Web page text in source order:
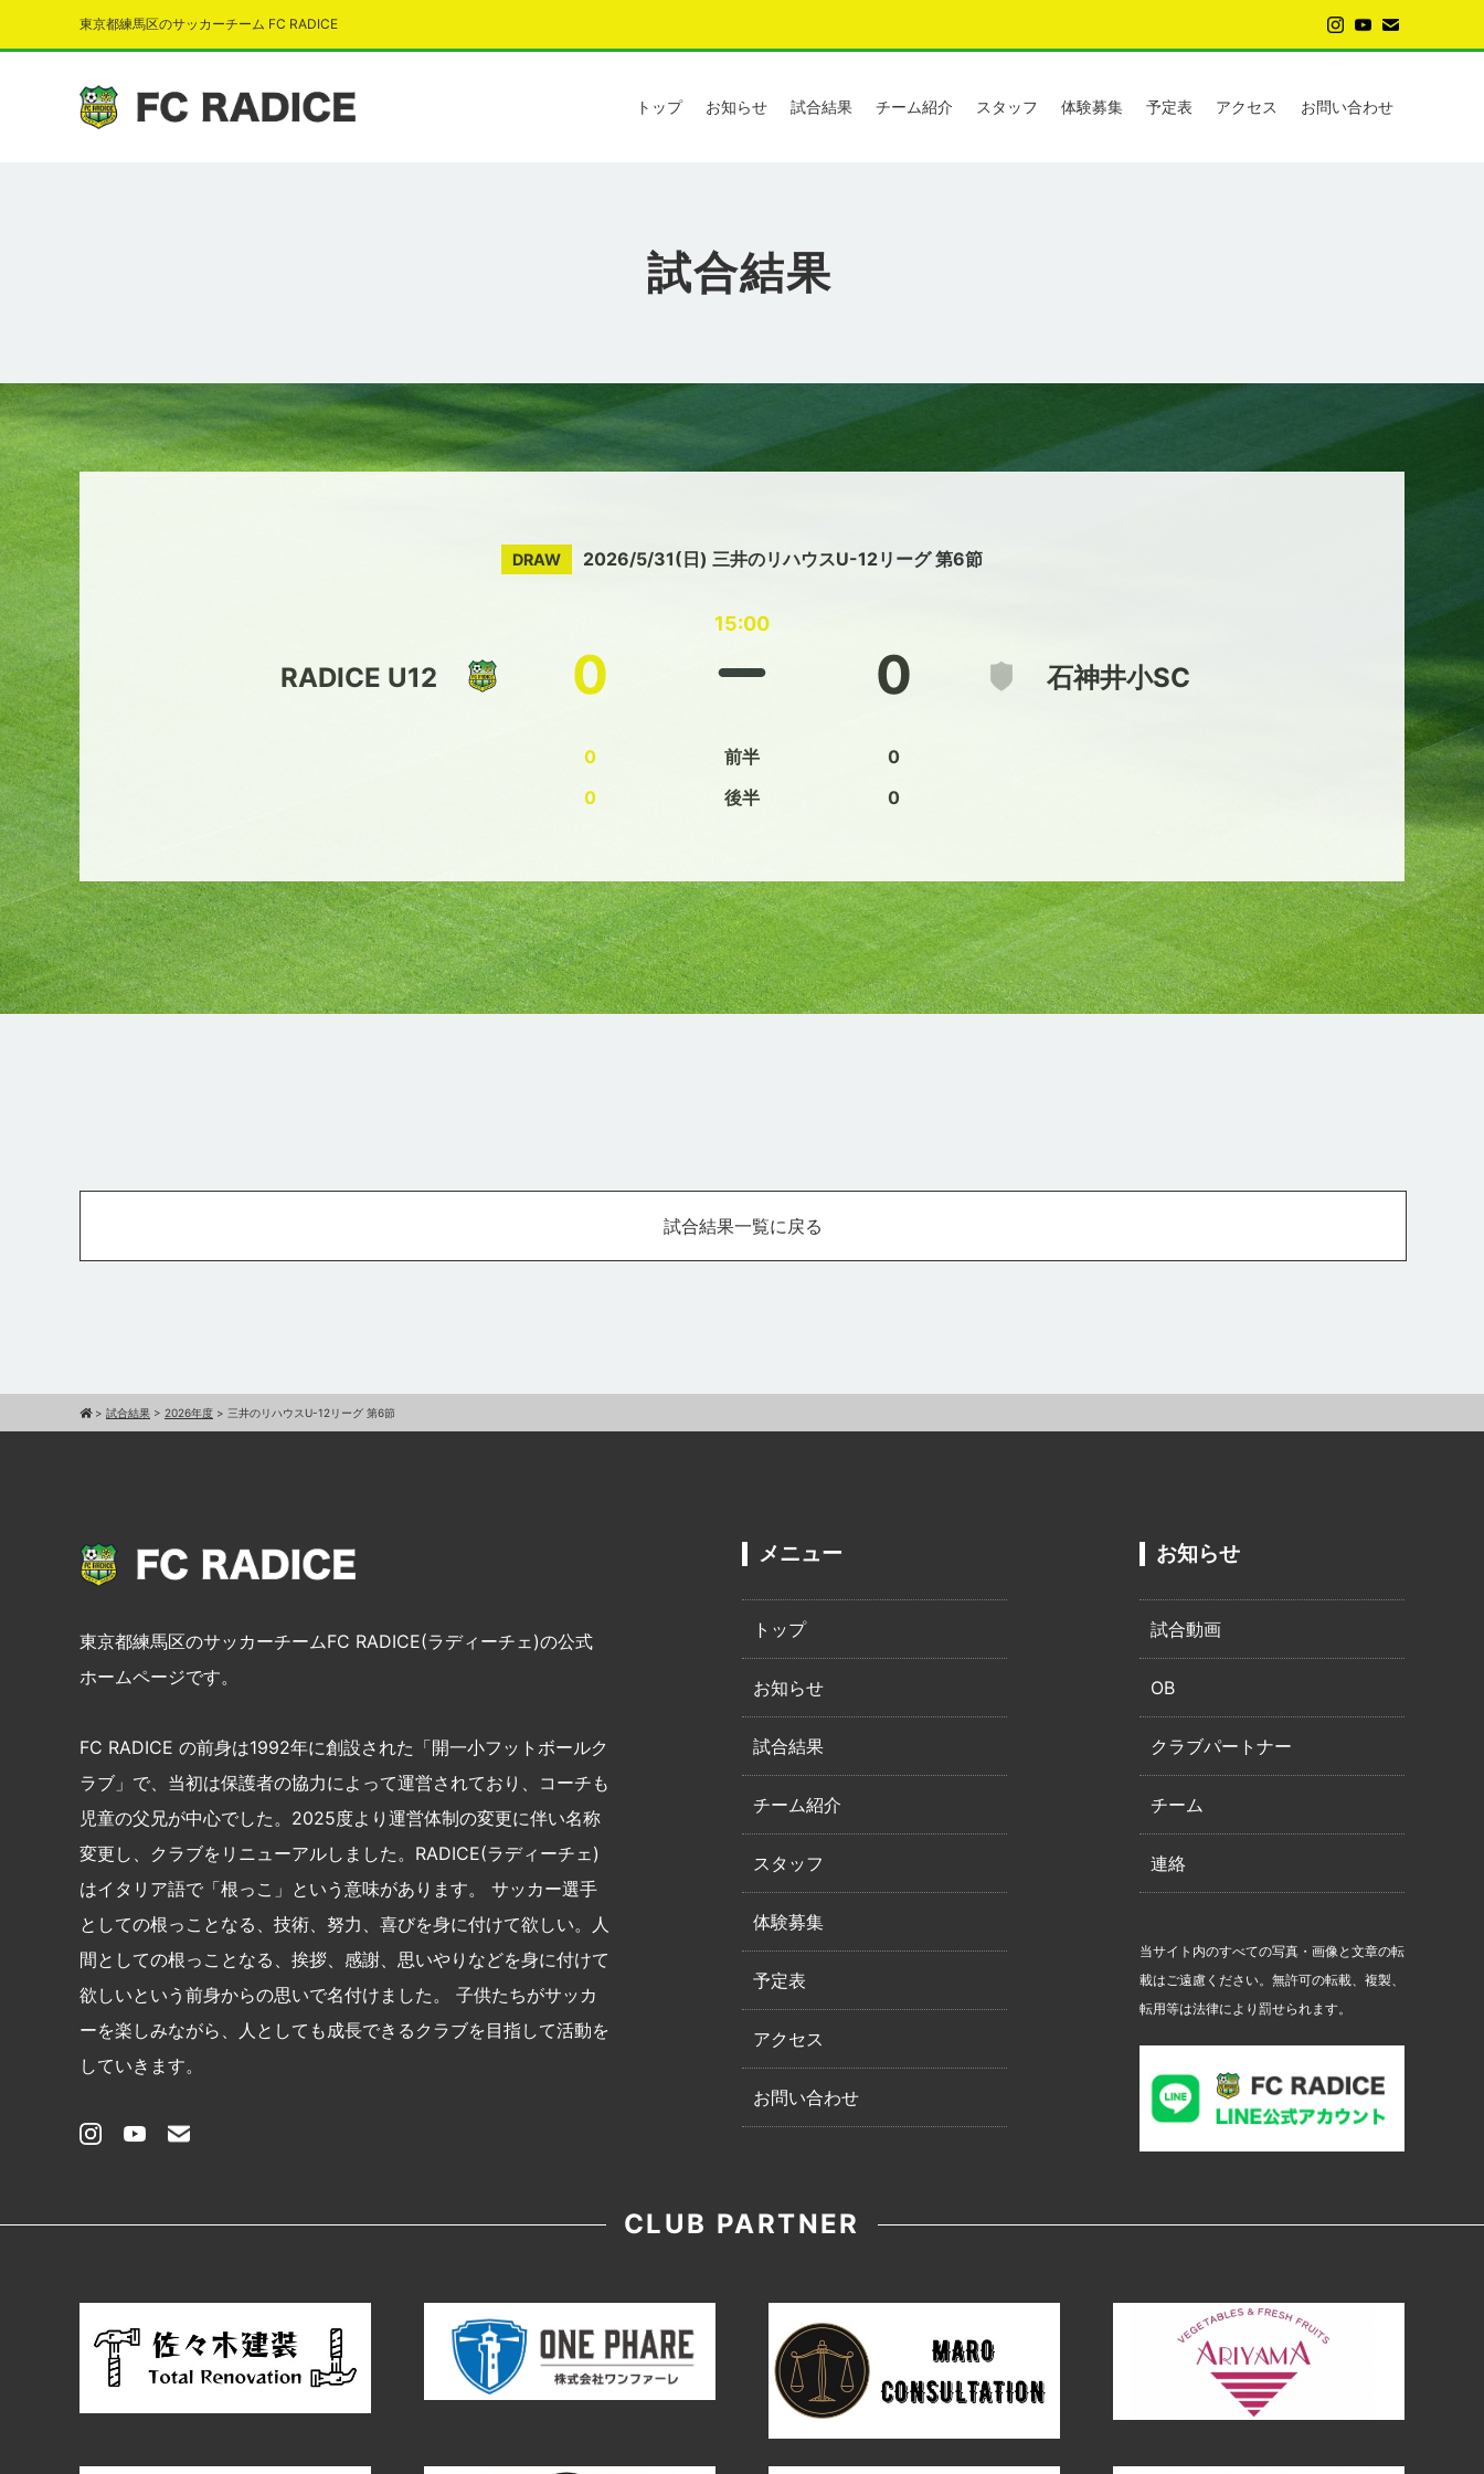
東京都練馬区のサッカーチーム FC RADICE
トップ お知らせ 試合結果 チーム紹介 スタッフ 体験募集 予定表 アクセス お問い合わせ
試合結果
DRAW 2026/5/31(日) 三井のリハウスU-12リーグ 第6節
15:00
RADICE U12 0
0
0
前半
後半
0
0
0
石神井小SC
試合結果一覧に戻る
> 試合結果 > 2026年度 > 三井のリハウスU-12リーグ 第6節
東京都練馬区のサッカーチームFC RADICE(ラディーチェ)の公式
ホームページです。
FC RADICE の前身は1992年に創設された「開一小フットボールク
ラブ」で、当初は保護者の協力によって運営されており、コーチも
児童の父兄が中心でした。2025度より運営体制の変更に伴い名称
変更し、クラブをリニューアルしました。RADICE(ラディーチェ)
はイタリア語で「根っこ」という意味があります。 サッカー選手
としての根っことなる、技術、努力、喜びを身に付けて欲しい。人
間としての根っことなる、挨拶、感謝、思いやりなどを身に付けて
欲しいという前身からの思いで名付けました。 子供たちがサッカ
ーを楽しみながら、人としても成⾧できるクラブを目指して活動を
していきます。
メニュー
トップ
お知らせ
試合結果
チーム紹介
スタッフ
体験募集
予定表
アクセス
お問い合わせ
お知らせ
試合動画
OB
クラブパートナー
チーム
連絡
当サイト内のすべての写真・画像と文章の転
載はご遠慮ください。無許可の転載、複製、
転用等は法律により罰せられます。
CLUB PARTNER